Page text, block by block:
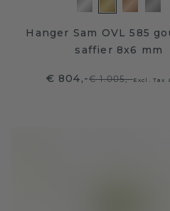
Hanger Sam OVL 585
saffier 8x6 mm
€ 804,-€ 1.005,-Excl. Tax